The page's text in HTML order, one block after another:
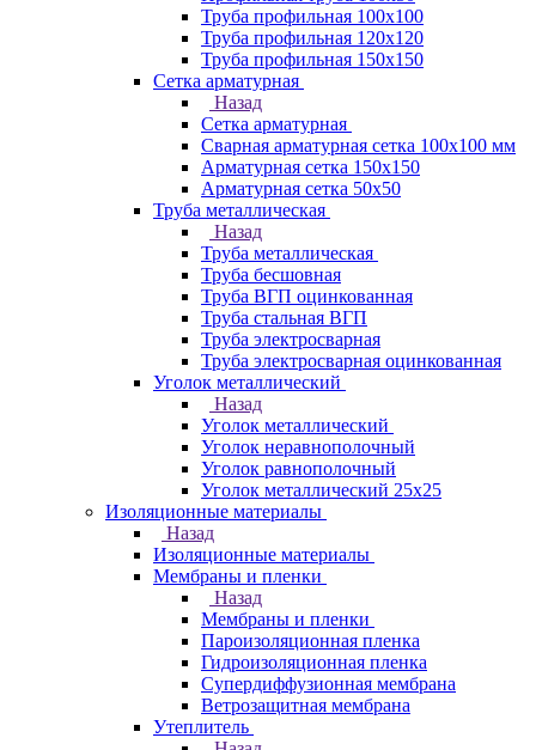
Труба профильная 100х100
Труба профильная 120х120
Труба профильная 150х150
Сетка арматурная
Назад
Сетка арматурная
Сварная арматурная сетка 100х100 мм
Арматурная сетка 150х150
Арматурная сетка 50х50
Труба металлическая
Назад
Труба металлическая
Труба бесшовная
Труба ВГП оцинкованная
Труба стальная ВГП
Труба электросварная
Труба электросварная оцинкованная
Уголок металлический
Назад
Уголок металлический
Уголок неравнополочный
Уголок равнополочный
Уголок металлический 25х25
Изоляционные материалы
Назад
Изоляционные материалы
Мембраны и пленки
Назад
Мембраны и пленки
Пароизоляционная пленка
Гидроизоляционная пленка
Супердиффузионная мембрана
Ветрозащитная мембрана
Утеплитель